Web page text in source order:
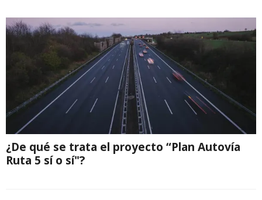
¿De qué se trata el proyecto “Plan Autovía
Ruta 5 sí o sí"?